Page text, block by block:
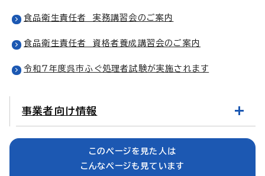
食品衛生責任者 実務講習会のご案内
食品衛生責任者 資格者養成講習会のご案内
令和7年度呉市ふぐ処理者試験が実施されます
事業者向け情報
このページを見た人は
こんなページも見ています